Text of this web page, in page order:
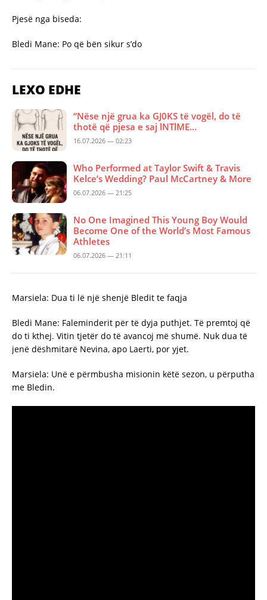
Pjesë nga biseda:
Bledi Mane: Po që bën sikur s’do
LEXO EDHE
“Nëse një grua ka GJ0KS të vogël, do të
thotë që pjesa e saj lNTlME…
16.07.2026 — 02:23
Who Performed at Taylor Swift & Travis
Kelce’s Wedding? Paul McCartney & More
06.07.2026 — 21:25
No One Imagined This Young Boy Would
Become One of the World’s Most Famous
Athletes
06.07.2026 — 21:11
Marsiela: Dua ti lë një shenjë Bledit te faqja
Bledi Mane: Faleminderit për të dyja puthjet. Të premtoj që
do ti kthej. Vitin tjetër do të avancoj më shumë. Nuk dua të
jenë dëshmitarë Nevina, apo Laerti, por yjet.
Marsiela: Unë e përmbusha misionin këtë sezon, u përputha
me Bledin.